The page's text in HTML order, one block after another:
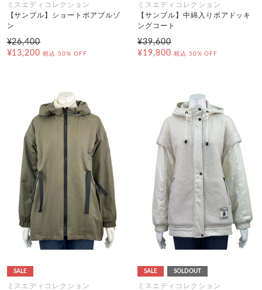
ミスエディコレクション
【サンプル】ショートボアブルゾ
ン
¥26,400
¥13,200 税込 50% OFF
ミスエディコレクション
【サンプル】中綿入りボアドッキ
ングコート
¥39,600
¥19,800 税込 50% OFF
SALE
ミスエディコレクション
SALE SOLDOUT
ミスエディコレクション